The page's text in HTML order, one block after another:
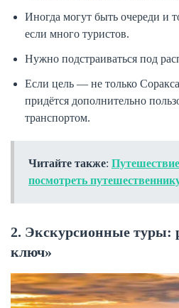
Иногда могут быть очереди и
если много туристов.
Нужно подстраиваться под
Если цель — не только
придётся дополнительно
транспортом.
Читайте также:
посмотреть
2. Экскурсионные туры:
ключ»